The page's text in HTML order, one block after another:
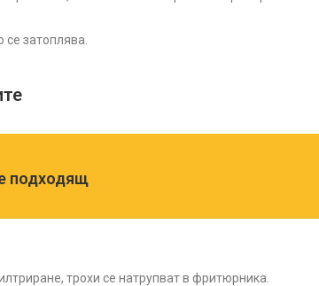
затоплява.
подходящ
трохи се натрупват в фритюрника.